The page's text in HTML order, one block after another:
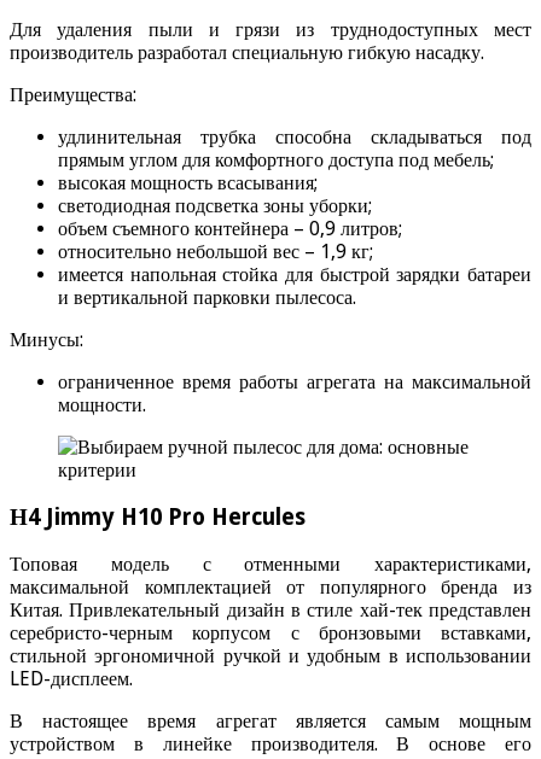
Для удаления пыли и грязи из труднодоступных мест
производитель разработал специальную гибкую насадку.
Преимущества:
удлинительная трубка способна складываться под
прямым углом для комфортного доступа под мебель;
высокая мощность всасывания;
светодиодная подсветка зоны уборки;
объем съемного контейнера – 0,9 литров;
относительно небольшой вес – 1,9 кг;
имеется напольная стойка для быстрой зарядки батареи
и вертикальной парковки пылесоса.
Минусы:
ограниченное время работы агрегата на максимальной
мощности.
Н4 Jimmy H10 Pro Hercules
Топовая модель с отменными характеристиками,
максимальной комплектацией от популярного бренда из
Китая. Привлекательный дизайн в стиле хай-тек представлен
серебристо-черным корпусом с бронзовыми вставками,
стильной эргономичной ручкой и удобным в использовании
LED-дисплеем.
В настоящее время агрегат является самым мощным
устройством в линейке производителя. В основе его